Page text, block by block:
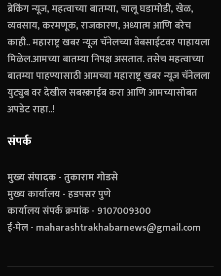
ब्रेकिंग न्यूज, महत्वाच्या बातम्या, चालू घडामोडी, खेळ,
व्यवसाय, करमणूक, राजकारण, अध्यात्म आणि बरेच
काही.. महाराष्ट्र खबर न्यूज चॅनेलच्या वेबसाईटवर पाहायला
मिळेल.आमच्या बातम्या निपक्ष असतात. तसेच महत्वाच्या
बातम्या पाहण्यासाठी आमच्या महाराष्ट्र खबर न्यूज चॅनेलला
युट्युब वर देखील सबस्क्राईब करा आणि आमच्यासोबत
अपडेट राहा..!
संपर्क
मुख्य संपादक - तुकाराम गोडसे
मुख्य कार्यालय - हडपसर पुणे
कार्यालय संपर्क क्रमांक - 9107009300
ई-मेल - maharashtrakhabarnews@gmail.com